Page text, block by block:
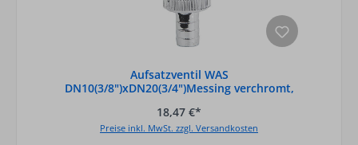
Aufsatzventil WAS
DN10(3/8")xDN20(3/4")Messing verchromt,
18,47 €*
Preise inkl. MwSt. zzgl. Versandkosten